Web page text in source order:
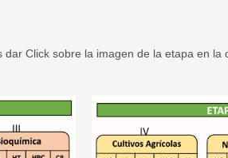
Click sobre la imagen de la etapa en la